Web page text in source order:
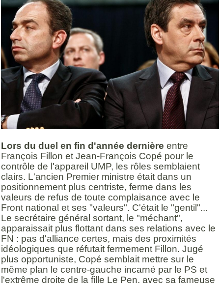
Lors du duel en fin d'année dernière entre
François Fillon et Jean-François Copé pour le
contrôle de l'appareil UMP, les rôles semblaient
clairs. L'ancien Premier ministre était dans un
positionnement plus centriste, ferme dans les
valeurs de refus de toute complaisance avec le
Front national et ses "valeurs". C'était le "gentil"...
Le secrétaire général sortant, le "méchant",
apparaissait plus flottant dans ses relations avec le
FN : pas d'alliance certes, mais des proximités
idéologiques que réfutait fermement Fillon. Jugé
plus opportuniste, Copé semblait mettre sur le
même plan le centre-gauche incarné par le PS et
l'extrême droite de la fille Le Pen, avec sa fameuse